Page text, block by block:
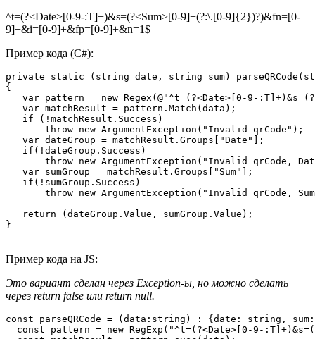
^t=(?<Date>[0-9-:T]+)&s=(?<Sum>[0-9]+(?:\.[0-9]{2})?)&fn=[0-
9]+&i=[0-9]+&fp=[0-9]+&n=1$
Пример кода (C#):
private static (string date, string sum)
{
var pattern = new Regex(@"^t=(?<Date>[0-9-
   var matchResult = pattern.Match(data);
   if (!matchResult.Success)
       throw new ArgumentException("Invalid qrCode");
   var dateGroup = matchResult.Groups["Date"];
   if(!dateGroup.Success)
throw new ArgumentException("Invalid qrCode,
   var sumGroup = matchResult.Groups["Sum"];
   if(!sumGroup.Success)
throw new ArgumentException("Invalid qrCode,
   return (dateGroup.Value, sumGroup.Value);
}
Пример кода на JS:
Это вариант сделан через Exception-ы, но можно сделать
через return false или return null.
const parseQRCode = (data:string) : {date: string,
const pattern = new RegExp("^t=(?<Date>[0-9-